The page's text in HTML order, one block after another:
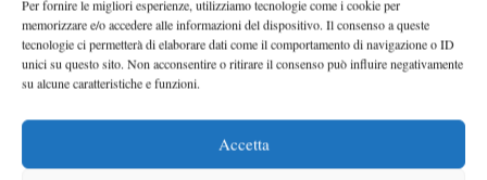
Per fornire le migliori esperienze, utilizziamo tecnologie come i cookie per
memorizzare e/o accedere alle informazioni del dispositivo. Il consenso a queste
tecnologie ci permetterà di elaborare dati come il comportamento di navigazione o ID
unici su questo sito. Non acconsentire o ritirare il consenso può influire negativamente
su alcune caratteristiche e funzioni.
Accetta